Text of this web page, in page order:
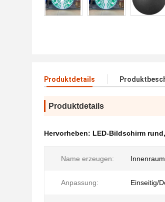
Produktdetails
Produktdetails
Hervorheben: LED-Bildschirm rund,
Name erzeugen:
Anpassung: Einseitig/